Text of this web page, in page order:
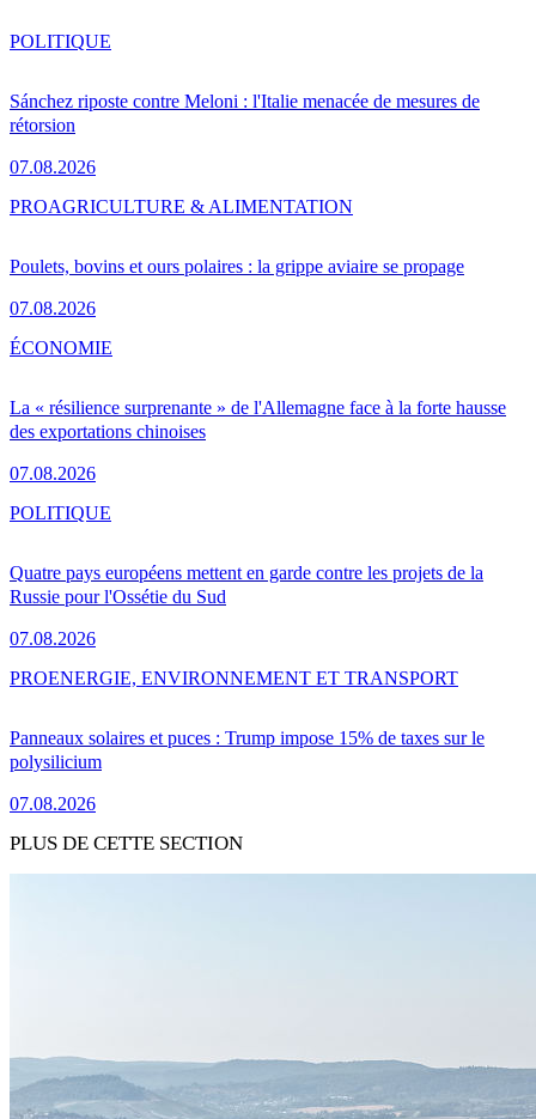
Sánchez riposte contre Meloni : l'Italie menacée de mesures de
rétorsion
07.08.2026
POLITIQUE
Poulets, bovins et ours polaires : la grippe aviaire se propage
07.08.2026
PROAGRICULTURE & ALIMENTATION
La « résilience surprenante » de l'Allemagne face à la forte hausse
des exportations chinoises
07.08.2026
ÉCONOMIE
Quatre pays européens mettent en garde contre les projets de la
Russie pour l'Ossétie du Sud
07.08.2026
POLITIQUE
Panneaux solaires et puces : Trump impose 15% de taxes sur le
polysilicium
07.08.2026
PROENERGIE, ENVIRONNEMENT ET TRANSPORT
PLUS DE CETTE SECTION